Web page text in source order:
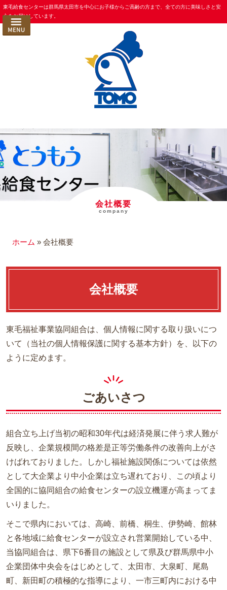
コ
ン
東毛給食センターは群馬県太田市を中心にお子様からご高齢の方まで、全ての方に美味しさと安
心をお届けしています。
HOME
お食事ができるまで
一般法人向け事業所給食
一般法人向け社員食堂受託
学校・幼稚園給食
介護福祉施設向け調理済み食
契約の流れ
お知らせ
スタッフブログ
お問い合わせ
試食申込
採用情報
サイトマップ
会社概要
company
ホーム » 会社概要
会社概要
東毛福祉事業協同組合は、個人情報に関する取り扱いにつ
いて（当社の個人情報保護に関する基本方針）を、以下の
ように定めます。
ごあいさつ
組合立ち上げ当初の昭和30年代は経済発展に伴う求人難が
反映し、企業規模間の格差是正等労働条件の改善向上がさ
けばれておりました。しかし福祉施設関係については依然
として大企業より中小企業は立ち遅れており、この頃より
全国的に協同組合の給食センターの設立機運が高まってま
いりました。
そこで県内においては、高崎、前橋、桐生、伊勢崎、館林
と各地域に給食センターが設立され営業開始している中、
当協同組合は、県下6番目の施設として県及び群馬県中小
企業団体中央会をはじめとして、太田市、大泉町、尾島
町、新田町の積極的な指導により、一市三町内における中